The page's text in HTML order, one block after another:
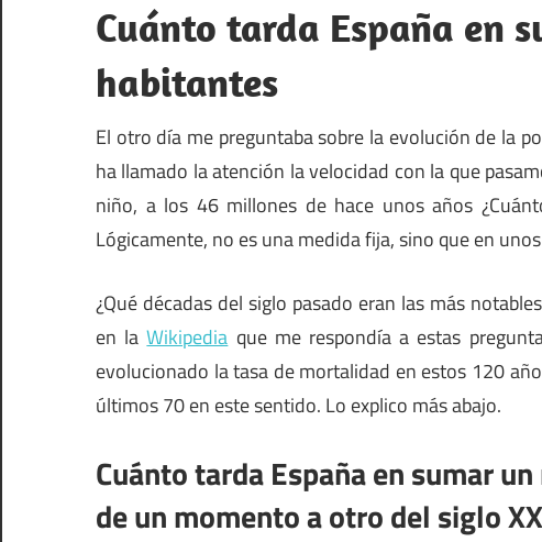
Cuánto tarda España en
habitantes
El otro día me preguntaba sobre la evolución de la
ha llamado la atención la velocidad con la que
niño, a los 46 millones de hace unos años
Lógicamente, no es una medida fija, sino que en
¿Qué décadas del siglo pasado eran las más
en laWikipedia que me respondía a estas
evolucionado la tasa de mortalidad en estos 120
últimos 70 en este sentido. Lo explico más abajo.
Cuánto tarda España en sumar
de un momento a otro del siglo XX